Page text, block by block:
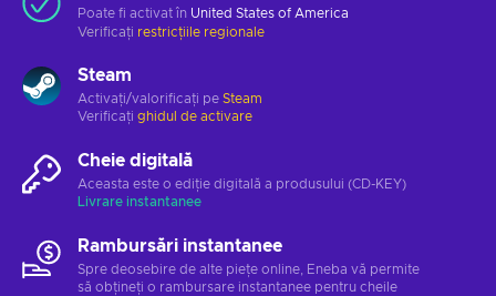
Poate fi activat în United States of America
Verificați restricțiile regionale
Steam
Activați/valorificați pe Steam
Verificați ghidul de activare
Cheie digitală
Aceasta este o ediție digitală a produsului (CD-KEY)
Livrare instantanee
Rambursări instantanee
Spre deosebire de alte piețe online, Eneba vă permite
să obțineți o rambursare instantanee pentru cheile